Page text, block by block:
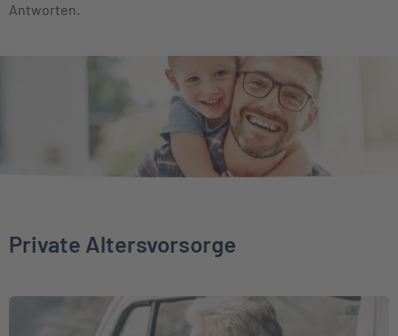
Antworten.
Private Altersvorsorge
Weiter zu Fondsgebundene Rentenversicherung